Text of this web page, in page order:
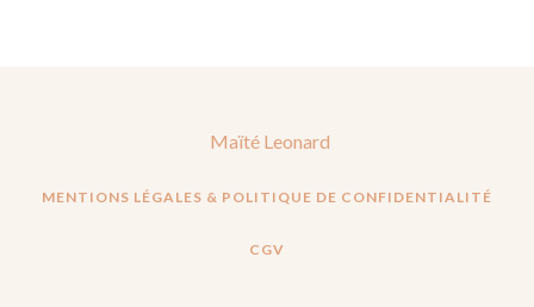
Maïté Leonard
MENTIONS LÉGALES & POLITIQUE DE CONFIDENTIALITÉ
CGV